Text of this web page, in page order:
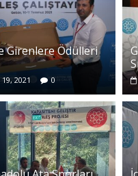
Federasyonlar
Girenlere Ödülleri
2021 0